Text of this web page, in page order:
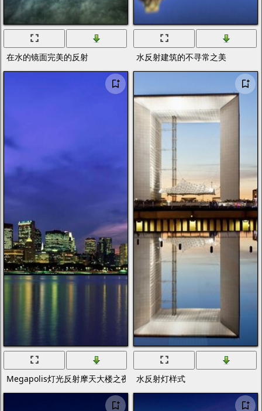
在水的镜面完美的反射 水反射建筑的不寻常之美
Megapolis灯光反射摩天大楼之夜 水反射灯样式